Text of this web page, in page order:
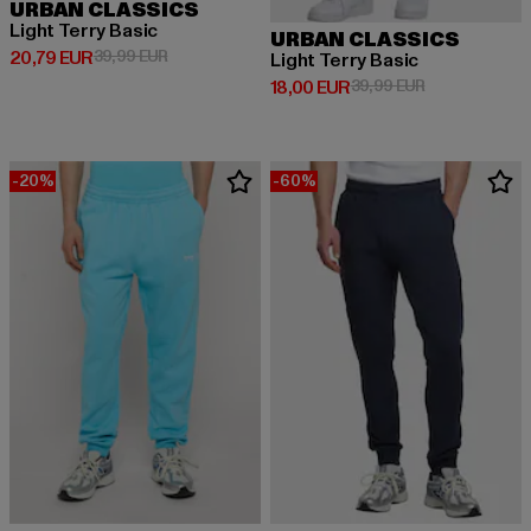
URBAN CLASSICS
Light Terry Basic
20,79 EUR
Derzeitiger Preis: 20,79 EUR
39,99 EURAktionspreis: 39,99 EUR
URBAN CLASSICS
Light Terry Basic
18,00 EUR
Derzeitiger Preis: 18,00 EUR
39,99 EURAktionspreis:
-20% -60%